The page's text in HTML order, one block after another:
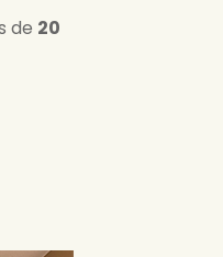
de 20